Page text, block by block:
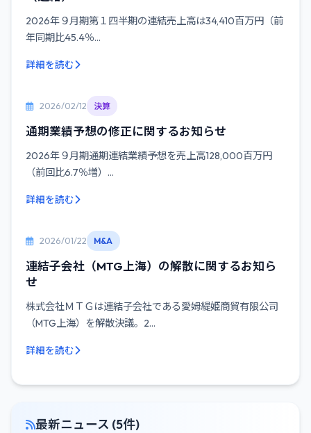
2026年９月期第１四半期の連結売上高は34,410百万円（前
年同期比45.4％...
詳細を読む
2026/02/12 決算
通期業績予想の修正に関するお知らせ
2026年９月期通期連結業績予想を売上高128,000百万円
（前回比6.7％増）...
詳細を読む
2026/01/22 M&A
連結子会社（MTG上海）の解散に関するお知ら
せ
株式会社ＭＴＧは連結子会社である愛姆緹姫商貿有限公司
（MTG上海）を解散決議。2...
詳細を読む
最新ニュース (5件)